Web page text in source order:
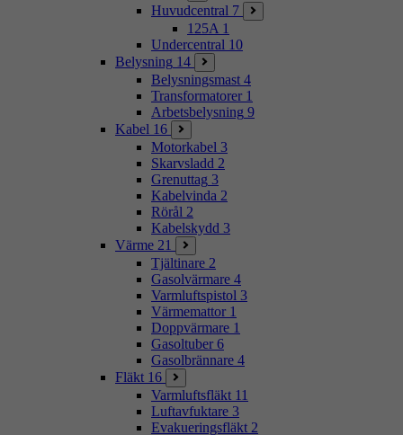
Huvudcentral 7
125A 1
Undercentral 10
Belysning 14
Belysningsmast 4
Transformatorer 1
Arbetsbelysning 9
Kabel 16
Motorkabel 3
Skarvsladd 2
Grenuttag 3
Kabelvinda 2
Rörål 2
Kabelskydd 3
Värme 21
Tjältinare 2
Gasolvärmare 4
Varmluftspistol 3
Värmemattor 1
Doppvärmare 1
Gasoltuber 6
Gasolbrännare 4
Fläkt 16
Varmluftsfläkt 11
Luftavfuktare 3
Evakueringsfläkt 2